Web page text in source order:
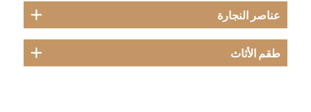
عناصر النجارة
طقم الأثاث